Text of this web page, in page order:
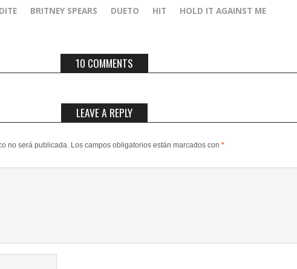
BRITNEY SPEARS DUETO HIT
HOLD IT AGAINST ME
10 COMMENTS
LEAVE A REPLY
no será publicada. Los campos obligatorios están marcados con *